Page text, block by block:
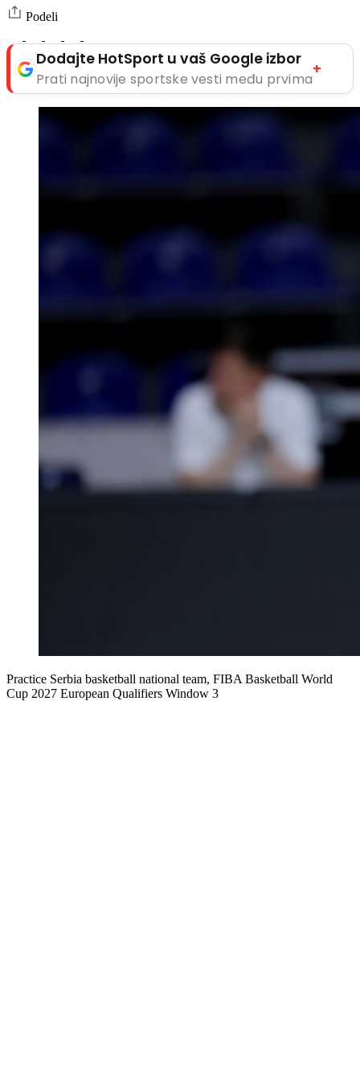
Podeli
Dodajte HotSport u vaš Google izbor
Prati najnovije sportske vesti među prvima
+
Practice Serbia basketball national team, FIBA Basketball World
Cup 2027 European Qualifiers Window 3